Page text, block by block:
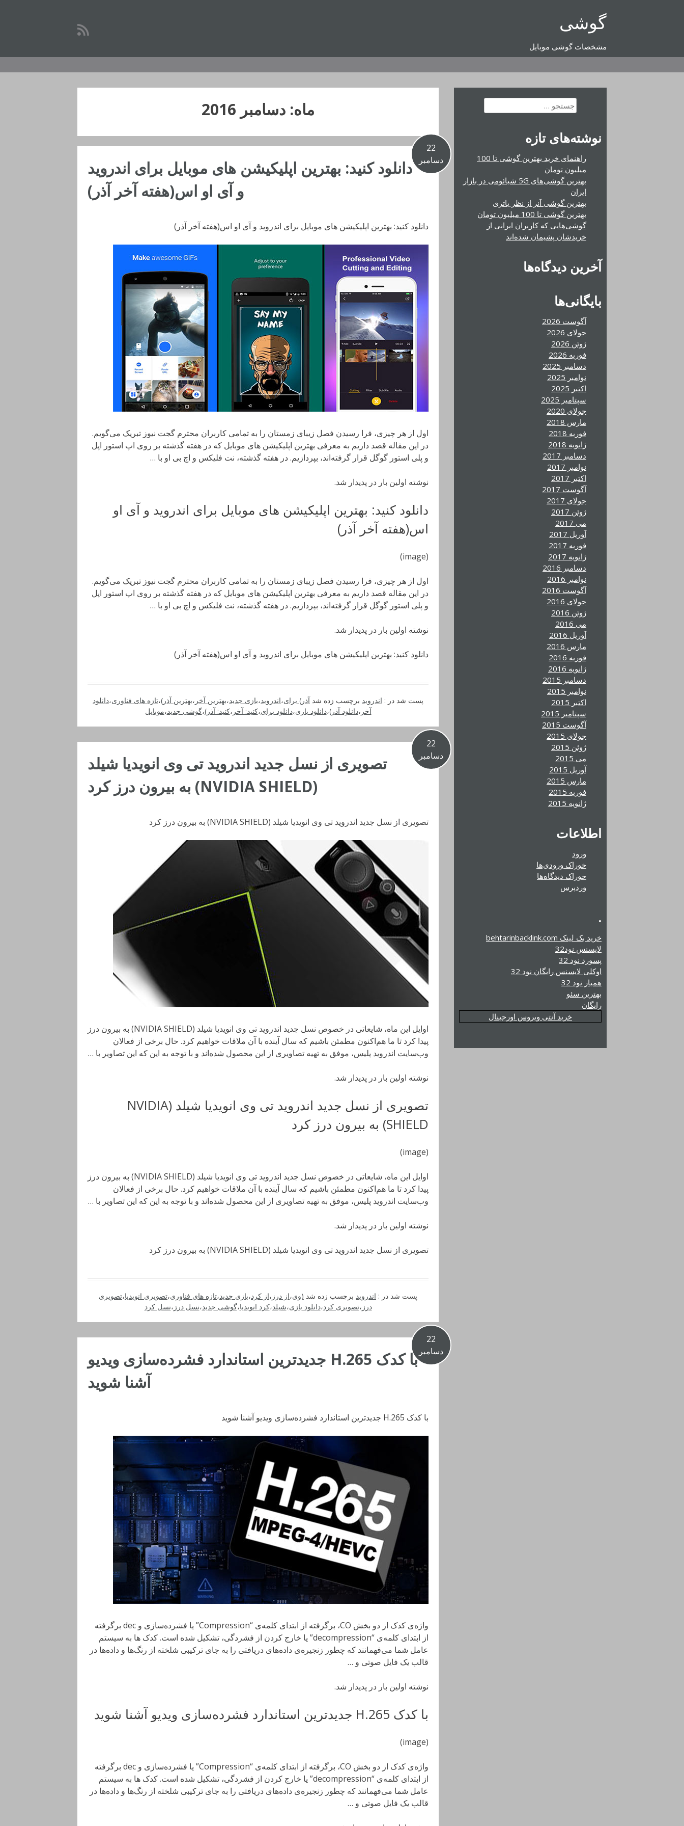
گوشی
مشخصات گوشی موبایل
ماه: دسامبر 2016
22
دسامبر
دانلود کنید: بهترین اپلیکیشن های موبایل برای اندروید
و آی او اس(هفته آخر آذر)
دانلود کنید: بهترین اپلیکیشن های موبایل برای اندروید و آی او اس(هفته آخر آذر)
اول از هر چیزی، فرا رسیدن فصل زیبای زمستان را به تمامی کاربران محترم گجت نیوز تبریک می‌گویم.
در این مقاله قصد داریم به معرفی بهترین اپلیکیشن های موبایل که در هفته گذشته بر روی اپ استور اپل
و پلی استور گوگل قرار گرفته‌اند، بپردازیم. در هفته گذشته، نت فلیکس و اچ بی او با …
نوشته اولین بار در پدیدار شد.
دانلود کنید: بهترین اپلیکیشن های موبایل برای اندروید و آی او
اس(هفته آخر آذر)
(image)
اول از هر چیزی، فرا رسیدن فصل زیبای زمستان را به تمامی کاربران محترم گجت نیوز تبریک می‌گویم.
در این مقاله قصد داریم به معرفی بهترین اپلیکیشن های موبایل که در هفته گذشته بر روی اپ استور اپل
و پلی استور گوگل قرار گرفته‌اند، بپردازیم. در هفته گذشته، نت فلیکس و اچ بی او با …
نوشته اولین بار در پدیدار شد.
دانلود کنید: بهترین اپلیکیشن های موبایل برای اندروید و آی او اس(هفته آخر آذر)
پست شد در : اندروید برچسب زده شدآذر) برای،اندروید،بازی جدید،بهترین آخر ،بهترین آذر)،تازه های فناوری،دانلود
آخر ،دانلود آذر)،دانلود بازی،دانلود برای،کنید: آخر ،کنید: آذر)،گوشی جدید،موبایل
22
دسامبر
تصویری از نسل جدید اندروید تی وی انویدیا شیلد
(NVIDIA SHIELD) به بیرون درز کرد
تصویری از نسل جدید اندروید تی وی انویدیا شیلد (NVIDIA SHIELD) به بیرون درز کرد
اوایل این ماه، شایعاتی در خصوص نسل جدید اندروید تی وی انویدیا شیلد (NVIDIA SHIELD) به بیرون درز
پیدا کرد تا ما هم‌اکنون مطمئن باشیم که سال آینده با آن ملاقات خواهیم کرد. حال برخی از فعالان
وب‌سایت اندروید پلیس، موفق به تهیه تصاویری از این محصول شده‌اند و با توجه به این که این تصاویر با …
نوشته اولین بار در پدیدار شد.
تصویری از نسل جدید اندروید تی وی انویدیا شیلد (NVIDIA
SHIELD) به بیرون درز کرد
(image)
اوایل این ماه، شایعاتی در خصوص نسل جدید اندروید تی وی انویدیا شیلد (NVIDIA SHIELD) به بیرون درز
پیدا کرد تا ما هم‌اکنون مطمئن باشیم که سال آینده با آن ملاقات خواهیم کرد. حال برخی از فعالان
وب‌سایت اندروید پلیس، موفق به تهیه تصاویری از این محصول شده‌اند و با توجه به این که این تصاویر با …
نوشته اولین بار در پدیدار شد.
تصویری از نسل جدید اندروید تی وی انویدیا شیلد (NVIDIA SHIELD) به بیرون درز کرد
پست شد در : اندروید برچسب زده شد (وی،از درز ،از کرد،بازی جدید،تازه های فناوری،تصویری انویدیا،تصویری
درز ،تصویری کرد،دانلود بازی،شیلد،کرد انویدیا،گوشی جدید،نسل درز ،نسل کرد
22
دسامبر
با کدک H.265 جدیدترین استاندارد فشرده‌سازی ویدیو
آشنا شوید
با کدک H.265 جدیدترین استاندارد فشرده‌سازی ویدیو آشنا شوید
واژه‌ی کدک از دو بخش CO، برگرفته از ابتدای کلمه‌ی “Compression” یا فشرده‌سازی و dec برگرفته
از ابتدای کلمه‌ی “decompression” یا خارج کردن از فشردگی، تشکیل شده است. کدک ها به سیستم
عامل شما می‌فهمانند که چطور زنجیره‌ی داده‌های دریافتی را به جای ترکیبی شلخته از رنگ‌ها و داده‌ها در
قالب یک فایل صوتی و …
نوشته اولین بار در پدیدار شد.
با کدک H.265 جدیدترین استاندارد فشرده‌سازی ویدیو آشنا شوید
(image)
واژه‌ی کدک از دو بخش CO، برگرفته از ابتدای کلمه‌ی “Compression” یا فشرده‌سازی و dec برگرفته
از ابتدای کلمه‌ی “decompression” یا خارج کردن از فشردگی، تشکیل شده است. کدک ها به سیستم
عامل شما می‌فهمانند که چطور زنجیره‌ی داده‌های دریافتی را به جای ترکیبی شلخته از رنگ‌ها و داده‌ها در
قالب یک فایل صوتی و …
جستجو
برای:
نوشته‌های تازه
راهنمای خرید بهترین گوشی تا 100
میلیون تومان
بهترین گوشی‌های 5G شیائومی در بازار
ایران
بهترین گوشی آنر از نظر باتری
بهترین گوشی تا 100 میلیون تومان
گوشی‌هایی که کاربران ایرانی از
خریدشان پشیمان شده‌اند
آخرین دیدگاه‌ها
بایگانی‌ها
آگوست 2026
جولای 2026
ژوئن 2026
فوریه 2026
دسامبر 2025
نوامبر 2025
اکتبر 2025
سپتامبر 2025
جولای 2020
مارس 2018
فوریه 2018
ژانویه 2018
دسامبر 2017
نوامبر 2017
اکتبر 2017
آگوست 2017
جولای 2017
ژوئن 2017
می 2017
آوریل 2017
فوریه 2017
ژانویه 2017
دسامبر 2016
نوامبر 2016
آگوست 2016
جولای 2016
ژوئن 2016
می 2016
آوریل 2016
مارس 2016
فوریه 2016
ژانویه 2016
دسامبر 2015
نوامبر 2015
اکتبر 2015
سپتامبر 2015
آگوست 2015
جولای 2015
ژوئن 2015
می 2015
آوریل 2015
مارس 2015
فوریه 2015
ژانویه 2015
اطلاعات
ورود
خوراک ورودی‌ها
خوراک دیدگاه‌ها
وردپرس
.
خرید بک لینک behtarinbacklink.com
لایسنس نود32
پسورد نود 32
اوکلی لایسنس رایگان نود 32
همیار نود 32
بهترین سئو
رایگان
خرید آنتی ویروس اورجینال